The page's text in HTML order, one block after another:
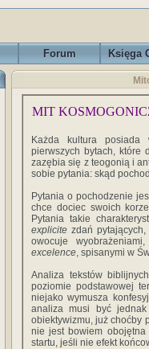
Forum Księga
MIT
Każda kultura posiada
pierwszych bytach, które
zazębia się z teogonią i
sobie pytania: skąd
Pytania o pochodzenie
chce dociec swoich
Pytania takie
explicite zdań
owocuje
excelence, spisanymi w
Analiza tekstów
poziomie podstawowej
niejako wymusza
analiza musi być
obiektywizmu, już choćby
nie jest bowiem obojętna
startu, jeśli nie efekt